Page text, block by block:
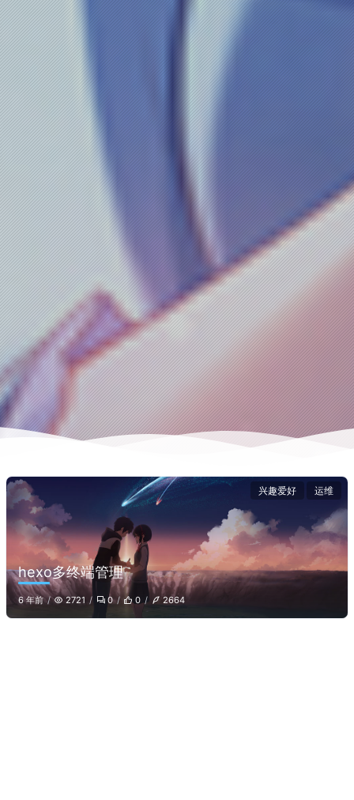
兴趣爱好 运维
hexo多终端管理
6 年前 2721 0 0 2664